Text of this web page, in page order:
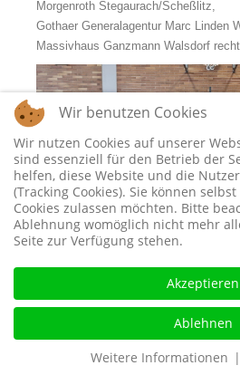
Morgenroth Stegaurach/Scheßlitz,
Gothaer Generalagentur Marc Linden
Massivhaus Ganzmann Walsdorf
Wir benutzen Cookies
Wir nutzen Cookies auf unserer
sind essenziell für den Betrieb der
helfen, diese Website und die
(Tracking Cookies). Sie können
Cookies zulassen möchten. Bitte
Ablehnung womöglich nicht mehr
Seite zur Verfügung stehen.
Akzeptieren
Ablehnen
Weitere Informationen |